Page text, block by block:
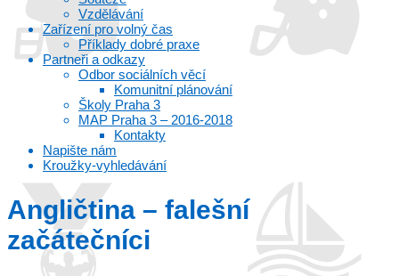
Vzdělávání
Zařízení pro volný čas
Příklady dobré praxe
Partneři a odkazy
Odbor sociálních věcí
Komunitní plánování
Školy Praha 3
MAP Praha 3 – 2016-2018
Kontakty
Napište nám
Kroužky-vyhledávání
Angličtina – falešní
začátečníci